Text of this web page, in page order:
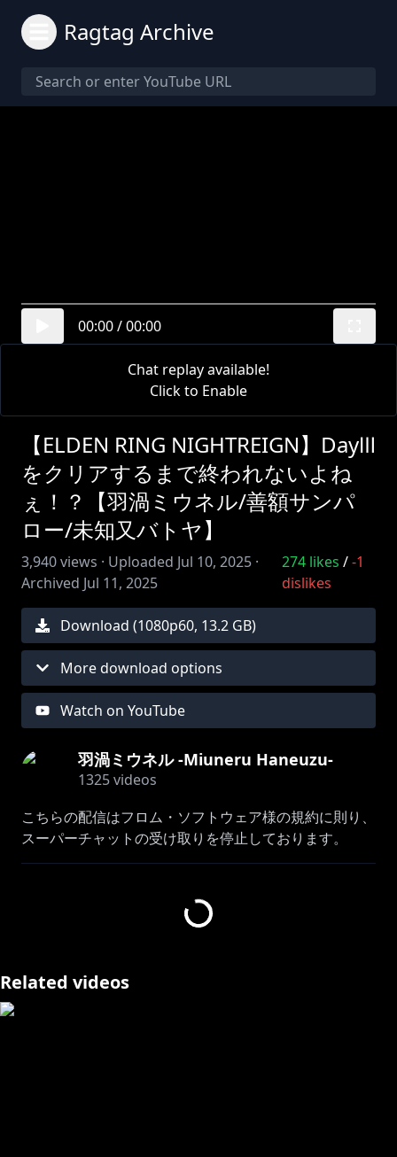
Ragtag Archive
00:00/00:00
Chat replay available!
Click to Enable
【ELDEN RING NIGHTREIGN】DayⅢ
をクリアするまで終われないよね
ぇ！？【羽渦ミウネル/善額サンパ
ロー/未知又バトヤ】
3,940views · Uploaded Jul 10, 2025 ·
Archived Jul 11, 2025
274 likes /-1
dislikes
Download (1080p60, 13.2 GB)
More download options
Watch on YouTube
羽渦ミウネル -Miuneru Haneuzu-
1325videos
こちらの配信はフロム・ソフトウェア様の規約に則り、
スーパーチャットの受け取りを停止しております。
Steamページ
善額サンパロー@Sanparo_Z
Related videos